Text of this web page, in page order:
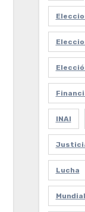
INAI
Lucha